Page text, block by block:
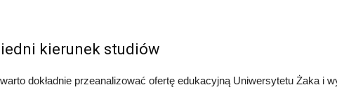
kierunek studiów
dokładnie przeanalizować ofertę edukacyjną Uniwersytetu Żaka i